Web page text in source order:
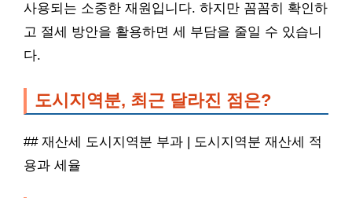
사용되는 소중한 재원입니다. 하지만 꼼꼼히 확인하
고 절세 방안을 활용하면 세 부담을 줄일 수 있습니
다.
도시지역분, 최근 달라진 점은?
## 재산세 도시지역분 부과 | 도시지역분 재산세 적
용과 세율